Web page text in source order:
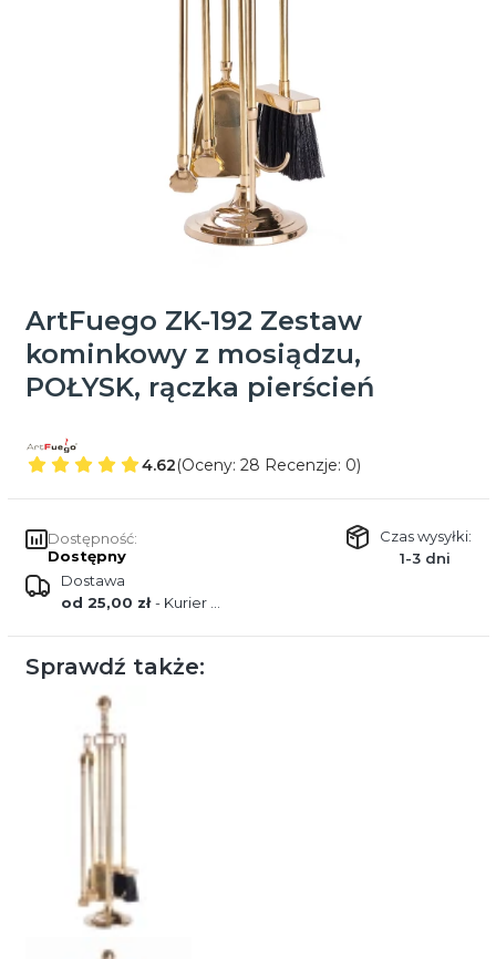
ArtFuego ZK-192 Zestaw
kominkowy z mosiądzu,
POŁYSK, rączka pierścień
4.62(Oceny: 28 Recenzje: 0)
Dostępność:
Dostępny
Czas wysyłki:
1-3 dni
Dostawa
od 25,00 zł- Kurier DPD
Sprawdź także: